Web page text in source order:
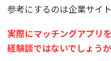
参考にするのは企業サイ
実際にマッチングアプリ
経験談ではないでしょうか